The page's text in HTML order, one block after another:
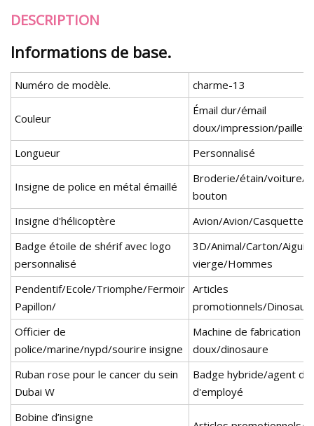
DESCRIPTION
Informations de base.
Numéro de modèle. charme-13
Couleur
Émail dur/émail
doux/impression/
Longueur
Personnalisé
Insigne de police en métal émaillé
Broderie/étain/voiture/
bouton
Insigne d'hélicoptère
Avion/Avion/Casquette/
Badge étoile de shérif avec logo
personnalisé
3D/Animal/Carton/
vierge/Hommes
Pendentif/Ecole/Triomphe/Fermoir
Papillon/
Articles
promotionnels/
Officier de
police/marine/nypd/sourire insigne
Machine de fabrication
doux/dinosaure
Ruban rose pour le cancer du sein
Dubai W
Badge hybride/agent
d'employé
Bobine d’insigne